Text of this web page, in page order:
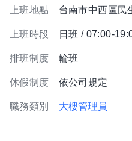
上班地點 台南市中西區民
上班時段 日班 / 07:00-
排班制度 輪班
休假制度 依公司規定
職務類別 大樓管理員